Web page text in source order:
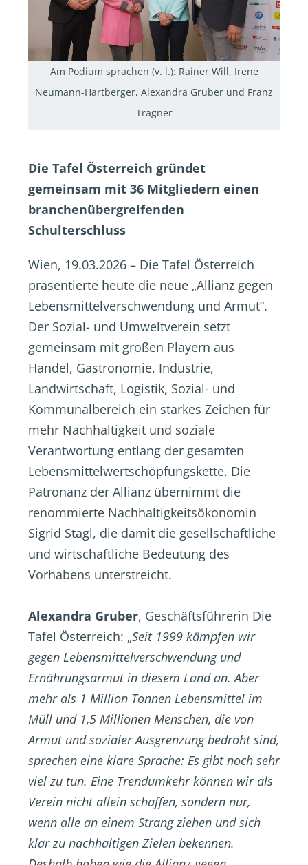
Am Podium sprachen (v. l.): Rainer Will, Irene
Neumann-Hartberger, Alexandra Gruber und Franz
Tragner
Die Tafel Österreich gründet
gemeinsam mit 36 Mitgliedern einen
branchenübergreifenden
Schulterschluss
Wien, 19.03.2026 – Die Tafel Österreich
präsentierte heute die neue „Allianz gegen
Lebensmittelverschwendung und Armut“.
Der Sozial- und Umweltverein setzt
gemeinsam mit großen Playern aus
Handel, Gastronomie, Industrie,
Landwirtschaft, Logistik, Sozial- und
Kommunalbereich ein starkes Zeichen für
mehr Nachhaltigkeit und soziale
Verantwortung entlang der gesamten
Lebensmittelwertschöpfungskette. Die
Patronanz der Allianz übernimmt die
renommierte Nachhaltigkeitsökonomin
Sigrid Stagl, die damit die gesellschaftliche
und wirtschaftliche Bedeutung des
Vorhabens unterstreicht.
Alexandra Gruber, Geschäftsführerin Die
Tafel Österreich: „Seit 1999 kämpfen wir
gegen Lebensmittelverschwendung und
Ernährungsarmut in diesem Land an. Aber
mehr als 1 Million Tonnen Lebensmittel im
Müll und 1,5 Millionen Menschen, die von
Armut und sozialer Ausgrenzung bedroht sind,
sprechen eine klare Sprache: Es gibt noch sehr
viel zu tun. Eine Trendumkehr können wir als
Verein nicht allein schaffen, sondern nur,
wenn alle an einem Strang ziehen und sich
klar zu nachhaltigen Zielen bekennen.